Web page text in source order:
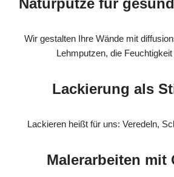
Naturputze für
Wir gestalten Ihre Wände mit
Lehmputzen, die Feuchtigkeit
Lackierung als
Lackieren heißt für uns: Veredeln,
Malerarbeiten mit